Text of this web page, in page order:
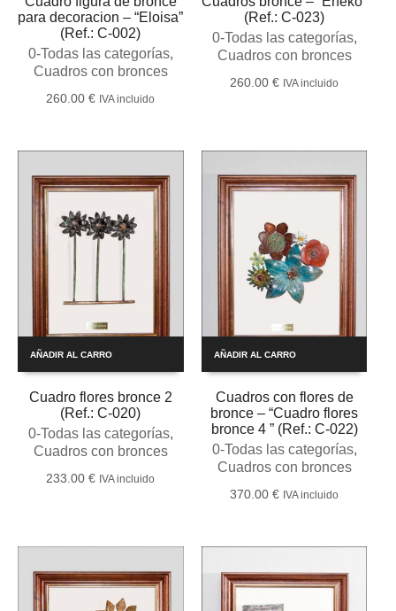
para decoracion – “Eloisa”
(Ref.: C-002)
0-Todas las categorías,
Cuadros con bronces
260.00€ IVA incluido
(Ref.: C-023)
0-Todas las categorías,
Cuadros con bronces
260.00 € IVA incluido
AÑADIR AL CARRO
Cuadro flores bronce 2
(Ref.: C-020)
0-Todas las categorías,
Cuadros con bronces
233.00€ IVA incluido
AÑADIR AL CARRO
Cuadros con flores de
bronce – “Cuadro flores
bronce 4 ” (Ref.: C-022)
0-Todas las categorías,
Cuadros con bronces
370.00 € IVA incluido